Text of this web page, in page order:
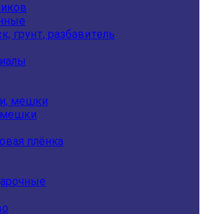
грунт, разбавитель
мешки
плёнка